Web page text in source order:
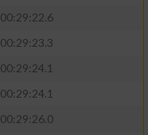
00:29:22.6
00:29:23.3
00:29:24.1
00:29:24.1
00:29:26.0